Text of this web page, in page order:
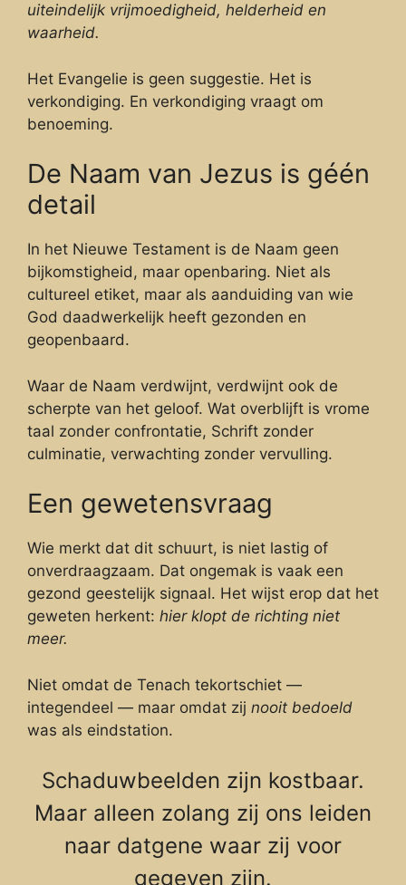
uiteindelijk vrijmoedigheid, helderheid en
waarheid.
Het Evangelie is geen suggestie. Het is
verkondiging. En verkondiging vraagt om
benoeming.
De Naam van Jezus is géén
detail
In het Nieuwe Testament is de Naam geen
bijkomstigheid, maar openbaring. Niet als
cultureel etiket, maar als aanduiding van wie
God daadwerkelijk heeft gezonden en
geopenbaard.
Waar de Naam verdwijnt, verdwijnt ook de
scherpte van het geloof. Wat overblijft is vrome
taal zonder confrontatie, Schrift zonder
culminatie, verwachting zonder vervulling.
Een gewetensvraag
Wie merkt dat dit schuurt, is niet lastig of
onverdraagzaam. Dat ongemak is vaak een
gezond geestelijk signaal. Het wijst erop dat het
geweten herkent: hier klopt de richting niet
meer.
Niet omdat de Tenach tekortschiet —
integendeel — maar omdat zij nooit bedoeld
was als eindstation.
Schaduwbeelden zijn kostbaar.
Maar alleen zolang zij ons leiden
naar datgene waar zij voor
gegeven zijn.